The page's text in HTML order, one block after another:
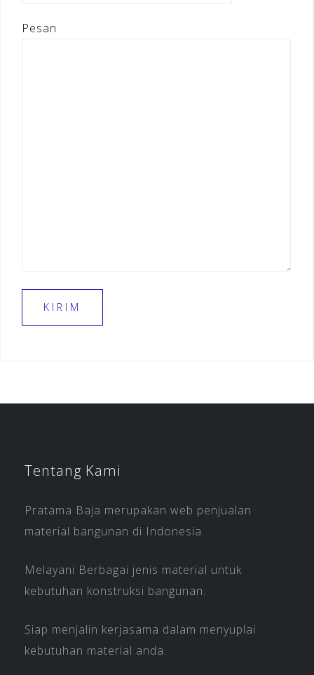
Pesan
Tentang Kami
Pratama Baja merupakan web penjualan
material bangunan di Indonesia.
Melayani Berbagai jenis material untuk
kebutuhan konstruksi bangunan.
Siap menjalin kerjasama dalam menyuplai
kebutuhan material anda.